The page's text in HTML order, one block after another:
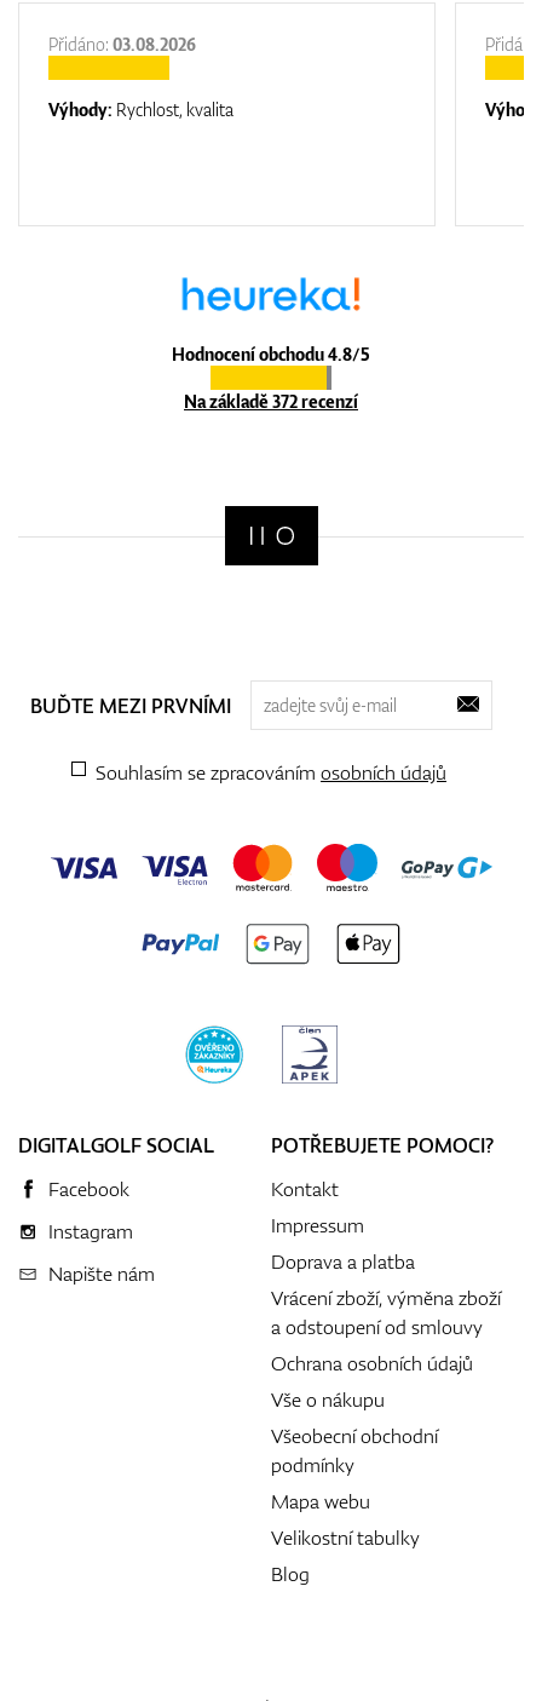
Hodnocení obchodu 4.8/5
Na základě 372 recenzí
Přidáno: 03.08.2026
Výhody: Rychlost, kvalita
BUĎTE MEZI PRVNÍMI
Souhlasím se zpracováním osobních údajů
DIGITALGOLF SOCIAL
Facebook
Instagram
Napište nám
POTŘEBUJETE POMOCI?
Kontakt
Impressum
Doprava a platba
Vrácení zboží, výměna zboží
a odstoupení od smlouvy
Ochrana osobních údajů
Vše o nákupu
Všeobecní obchodní
podmínky
Mapa webu
Velikostní tabulky
Blog